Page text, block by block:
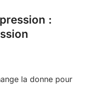
:
la donne pour